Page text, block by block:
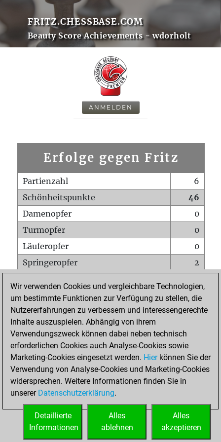
FRITZ.CHESSBASE.COM
Beauty Score Achievements - wdorholt
ANMELDEN
Erfolge gegen Fritz
Partienzahl
6
Schönheitspunkte
46
Damenopfer
0
Turmopfer
0
Läuferopfer
0
Springeropfer
2
Matt auf vollem Brett
0
Bauer setzt Matt
0
Erstickte Matts
Unterverwandlungen
Türme auf der siebten
0
STARTSEITE
Wir verwenden Cookies und vergleichbare Technologien,
um bestimmte Funktionen zur Verfügung zu stellen, die
Nutzererfahrungen zu verbessern und interessengerechte
Inhalte auszuspielen. Abhängig von ihrem
Verwendungszweck können dabei neben technisch
erforderlichen Cookies auch Analyse-Cookies sowie
Marketing-Cookies eingesetzt werden. Hierkönnen Sie der
Verwendung von Analyse-Cookies und Marketing-Cookies
widersprechen. Weitere Informationen finden Sie in
unserer Datenschutzerklärung.
Alles
akzeptieren
Alles
ablehnen
Detaillierte
Informationen